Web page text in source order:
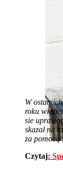
W
roku
sie
skazał na
za pomocą
Czytaj: